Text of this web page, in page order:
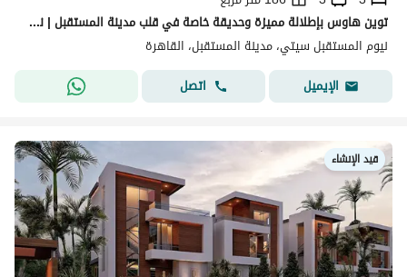
توين هاوس بإطلالة مميزة وحديقة خاصة في قلب مدينة المستقبل | نيوم المستقبل سيتي
نيوم المستقبل سيتي، مدينة المستقبل، القاهرة
الإيميل
اتصل
قيد الإنشاء